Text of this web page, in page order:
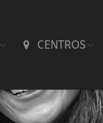
CENTROS